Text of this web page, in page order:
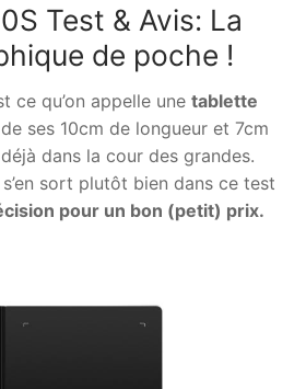
Test & Avis: La
de poche !
ce qu’on appelle une tablette
ses 10cm de longueur et 7cm
dans la cour des grandes.
sort plutôt bien dans ce test
pour un bon (petit) prix.